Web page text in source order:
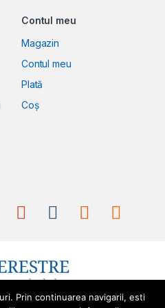
Contul meu
Magazin
Contul meu
Plată
Coș
Prin continuarea navigarii, esti